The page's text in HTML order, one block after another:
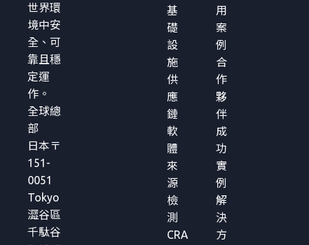
世界環
境中安
全、可
靠且穩
定運
作。
全球總
部
日本〒
151-
0051
Tokyo
澀谷區
千駄谷
基
礎
設
施
供
應
鏈
軟
體
來
源
檢
測
CRA
用
案
例
合
作
夥
伴
成
功
實
例
解
決
方